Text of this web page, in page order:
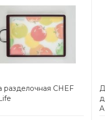
разделочная CHEF